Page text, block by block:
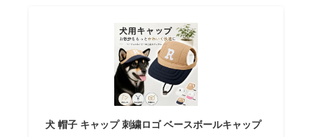
犬 帽子 キャップ 刺繍ロゴ ベースボールキャップ